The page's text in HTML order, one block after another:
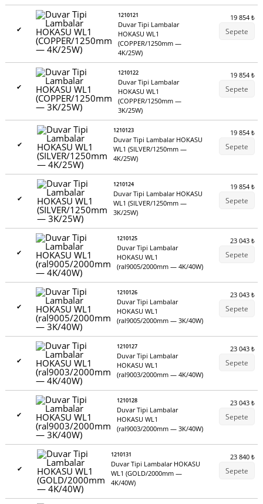
✔
1210121
Duvar Tipi Lambalar
HOKASU WL1
(COPPER/1250mm —
4K/25W)
19 854₺
Sepete
✔
1210122
Duvar Tipi Lambalar
HOKASU WL1
(COPPER/1250mm —
3K/25W)
19 854₺
Sepete
✔
1210123
Duvar Tipi Lambalar HOKASU
WL1 (SILVER/1250mm —
4K/25W)
19 854₺
Sepete
✔
1210124
Duvar Tipi Lambalar HOKASU
WL1 (SILVER/1250mm —
3K/25W)
19 854₺
Sepete
✔
1210125
Duvar Tipi Lambalar
HOKASU WL1
(ral9005/2000mm — 4K/40W)
23 043₺
Sepete
✔
1210126
Duvar Tipi Lambalar
HOKASU WL1
(ral9005/2000mm — 3K/40W)
23 043₺
Sepete
✔
1210127
Duvar Tipi Lambalar
HOKASU WL1
(ral9003/2000mm — 4K/40W)
23 043₺
Sepete
✔
1210128
Duvar Tipi Lambalar
HOKASU WL1
(ral9003/2000mm — 3K/40W)
23 043₺
Sepete
✔
1210131
Duvar Tipi Lambalar HOKASU
WL1 (GOLD/2000mm —
4K/40W)
23 840₺
Sepete